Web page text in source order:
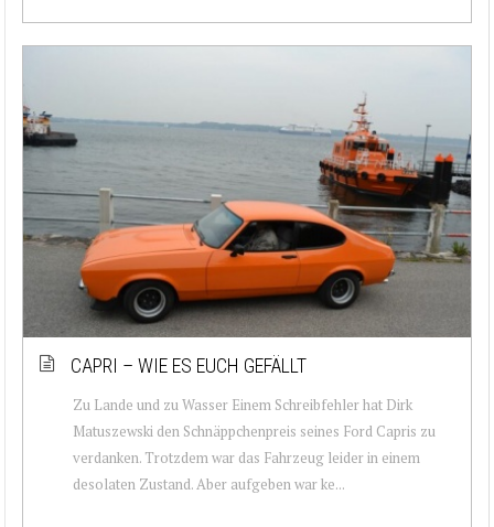
CAPRI – WIE ES EUCH GEFÄLLT
Zu Lande und zu Wasser Einem Schreibfehler hat Dirk
Matuszewski den Schnäppchenpreis seines Ford Capris zu
verdanken. Trotzdem war das Fahrzeug leider in einem
desolaten Zustand. Aber aufgeben war ke...